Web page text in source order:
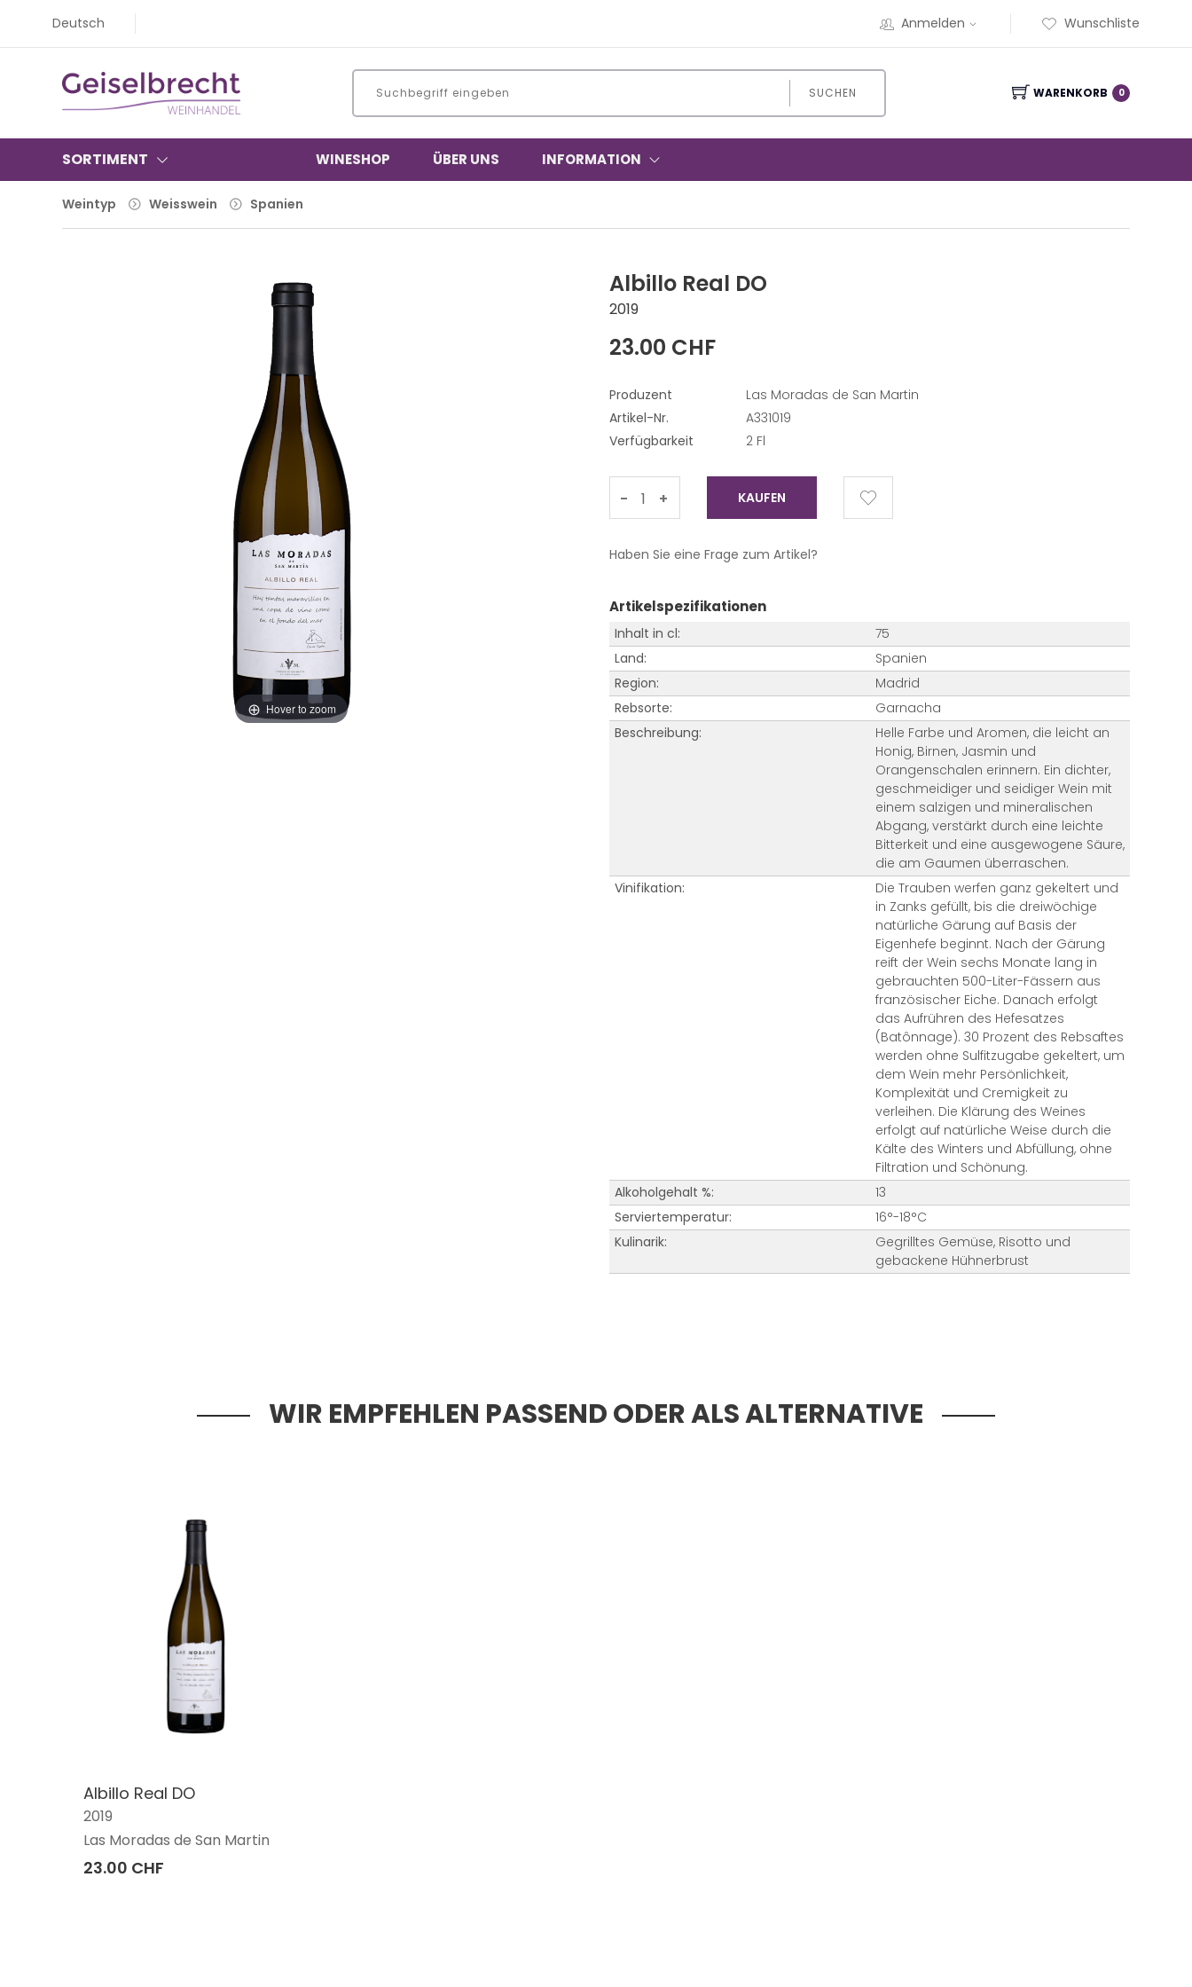
Deutsch Anmelden Wunschliste
SUCHEN WARENKORB 0
SORTIMENT WINESHOP ÜBER UNS INFORMATION
Weintyp Weisswein Spanien
Hover to zoom
Albillo Real DO
2019
23.00 CHF
Produzent
Las Moradas de San Martin
Artikel-Nr.
A331019
Verfügbarkeit
2 Fl
- +
Haben Sie eine Frage zum Artikel?
Artikelspezifikationen
Inhalt in cl:
75
Land:
Spanien
Region:
Madrid
Rebsorte:
Garnacha
Beschreibung:
Helle Farbe und Aromen, die leicht an
Honig, Birnen, Jasmin und
Orangenschalen erinnern. Ein dichter,
geschmeidiger und seidiger Wein mit
einem salzigen und mineralischen
Abgang, verstärkt durch eine leichte
Bitterkeit und eine ausgewogene Säure,
die am Gaumen überraschen.
Vinifikation:
Die Trauben werfen ganz gekeltert und
in Zanks gefüllt, bis die dreiwöchige
natürliche Gärung auf Basis der
Eigenhefe beginnt. Nach der Gärung
reift der Wein sechs Monate lang in
gebrauchten 500-Liter-Fässern aus
französischer Eiche. Danach erfolgt
das Aufrühren des Hefesatzes
(Batônnage). 30 Prozent des Rebsaftes
werden ohne Sulfitzugabe gekeltert, um
dem Wein mehr Persönlichkeit,
Komplexität und Cremigkeit zu
verleihen. Die Klärung des Weines
erfolgt auf natürliche Weise durch die
Kälte des Winters und Abfüllung, ohne
Filtration und Schönung.
Alkoholgehalt %:
13
Serviertemperatur:
16°-18°C
Kulinarik:
Gegrilltes Gemüse, Risotto und
gebackene Hühnerbrust
WIR EMPFEHLEN PASSEND ODER ALS ALTERNATIVE
Albillo Real DO
2019
Las Moradas de San Martin
23.00 CHF